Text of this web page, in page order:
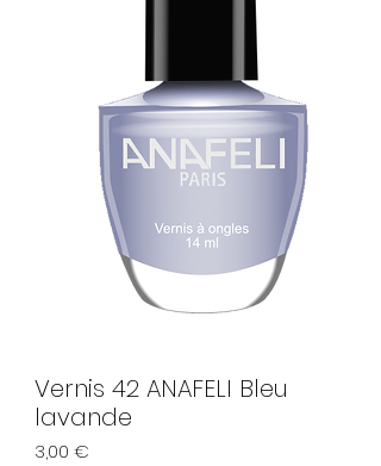
Vernis 42 ANAFELI Bleu
lavande
3,00 €